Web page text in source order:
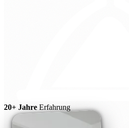
20+ Jahre Erfahrung